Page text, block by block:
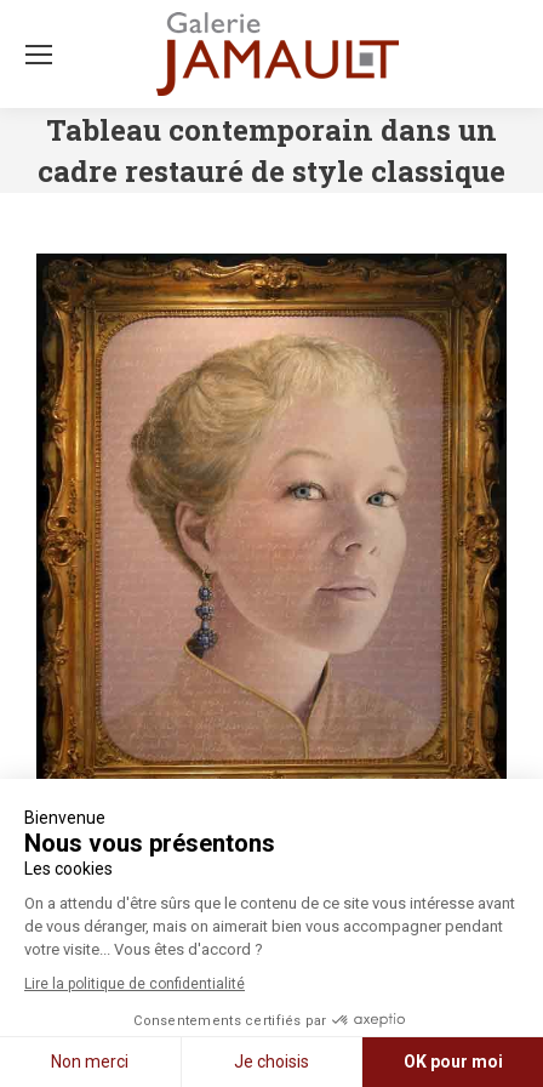
Bienvenue
Nous vous présentons
Les cookies
On a attendu d'être sûrs que le contenu de ce site vous intéresse avant
de vous déranger, mais on aimerait bien vous accompagner pendant
votre visite... Vous êtes d'accord ?
Lire la politique de confidentialité
Consentements certifiés par
Non merci Je choisis OK pour moi
Tableau contemporain dans un
cadre restauré de style classique
© Galerie Jamault 2026 - Tous droits réservés
Mentions légales
Politique de confidentialité